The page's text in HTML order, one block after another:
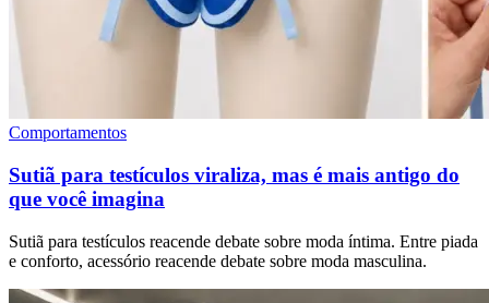
Comportamentos
Sutiã para testículos viraliza, mas é mais antigo do
que você imagina
Sutiã para testículos reacende debate sobre moda íntima. Entre piada
e conforto, acessório reacende debate sobre moda masculina.